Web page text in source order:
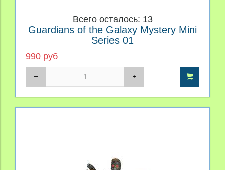
Всего осталось: 13
Guardians of the Galaxy Mystery Mini
Series 01
990 руб